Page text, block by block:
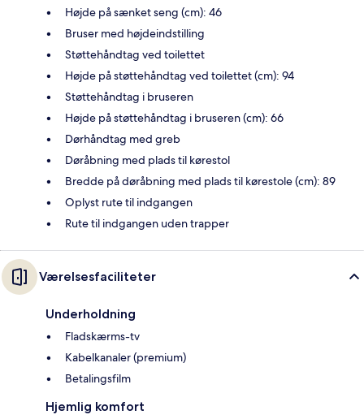
Højde på sænket seng (cm): 46
Bruser med højdeindstilling
Støttehåndtag ved toilettet
Højde på støttehåndtag ved toilettet (cm): 94
Støttehåndtag i bruseren
Højde på støttehåndtag i bruseren (cm): 66
Dørhåndtag med greb
Døråbning med plads til kørestol
Bredde på døråbning med plads til kørestole (cm): 89
Oplyst rute til indgangen
Rute til indgangen uden trapper
Værelsesfaciliteter
Underholdning
Fladskærms-tv
Kabelkanaler (premium)
Betalingsfilm
Hjemlig komfort